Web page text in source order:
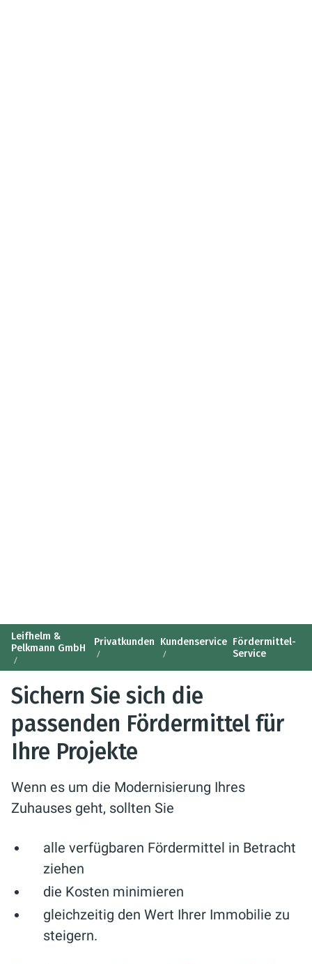
Leifhelm &
Pelkmann GmbH
Privatkunden Kundenservice Fördermittel-
Service
Sichern Sie sich die
passenden Fördermittel für
Ihre Projekte
Wenn es um die Modernisierung Ihres
Zuhauses geht, sollten Sie
alle verfügbaren Fördermittel in Betracht
ziehen
die Kosten minimieren
gleichzeitig den Wert Ihrer Immobilie zu
steigern.